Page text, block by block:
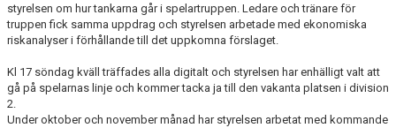
KONTAKT
FOTBOLLSSKOLA 2026
styrelsen om hur tankarna går i spelartruppen. Ledare och tränare för
truppen fick samma uppdrag och styrelsen arbetade med ekonomiska
riskanalyser i förhållande till det uppkomna förslaget.
Kl 17 söndag kväll träffades alla digitalt och styrelsen har enhälligt valt att
gå på spelarnas linje och kommer tacka ja till den vakanta platsen i division
2.
Under oktober och november månad har styrelsen arbetat med kommande